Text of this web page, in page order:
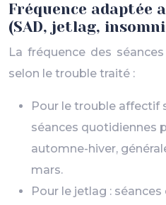
Fréquence
(SAD, jetlag,
La fréquence des
selon le trouble traité :
Pour le trouble affectif
séances quotidiennes
automne-hiver,
mars.
Pour le jetlag :